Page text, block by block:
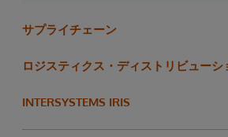
サプライチェーン
ロジスティクス・ディストリビューシ
INTERSYSTEMS IRIS